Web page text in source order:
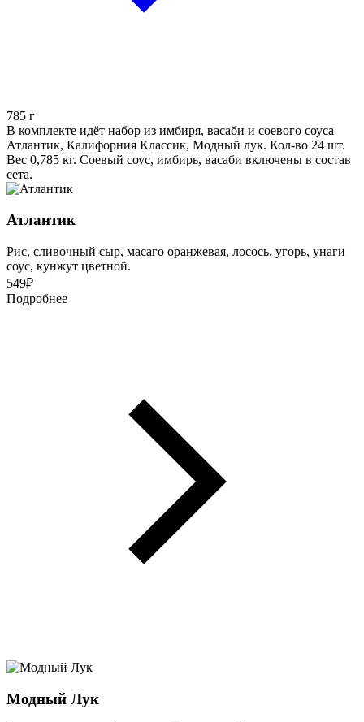
785 г
В комплекте идёт набор из имбиря, васаби и соевого соуса
Атлантик, Калифорния Классик, Модный лук. Кол-во 24 шт.
Вес 0,785 кг. Соевый соус, имбирь, васаби включены в состав
сета.
Атлантик
Рис, сливочный сыр, масаго оранжевая, лосось, угорь, унаги
соус, кунжут цветной.
549₽
Подробнее
Модный Лук